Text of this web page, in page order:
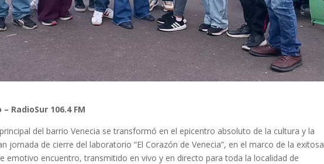
RadioSur 106.4 FM
del barrio Venecia se transformó en el epicentro absoluto de la cultura y la
jornada de cierre del laboratorio “El Corazón de Venecia”, en el marco de la exitosa
emotivo encuentro, transmitido en vivo y en directo para toda la localidad de